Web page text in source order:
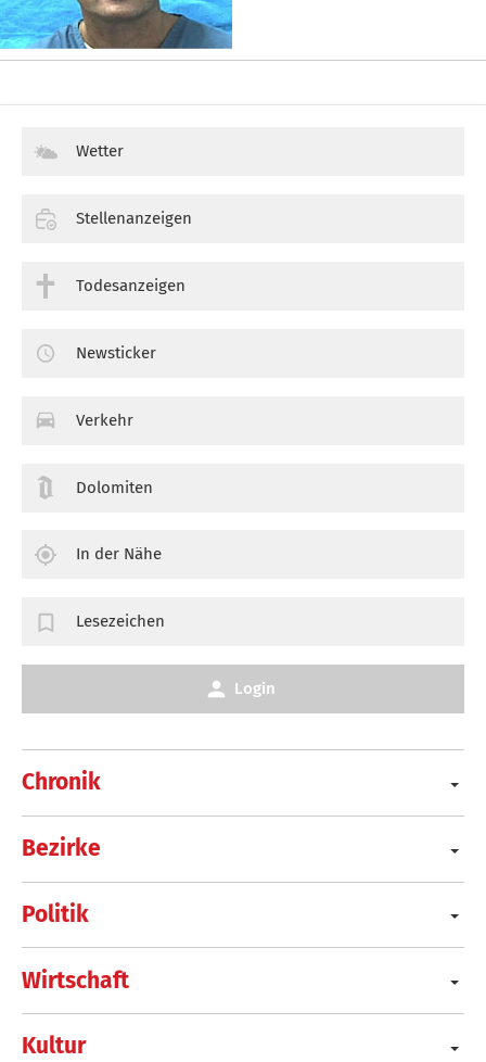
Chronik
Bezirke
Politik
Wirtschaft
Kultur
Wetter
Stellenanzeigen
Todesanzeigen
Newsticker
Verkehr
Dolomiten
In der Nähe
Lesezeichen
Login